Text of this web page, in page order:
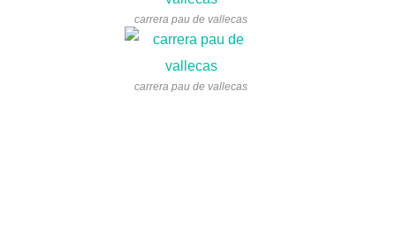
carrera pau de vallecas
carrera pau de vallecas